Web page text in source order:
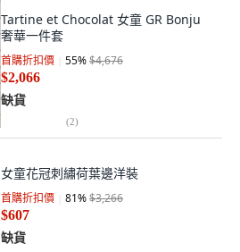
Tartine et Chocolat 女童 GR Bonju
奢華一件套
首購折扣價 55%$4,676
$2,066
缺貨
(2)
女童花冠刺繡荷葉邊洋裝
首購折扣價 81%$3,266
$607
缺貨